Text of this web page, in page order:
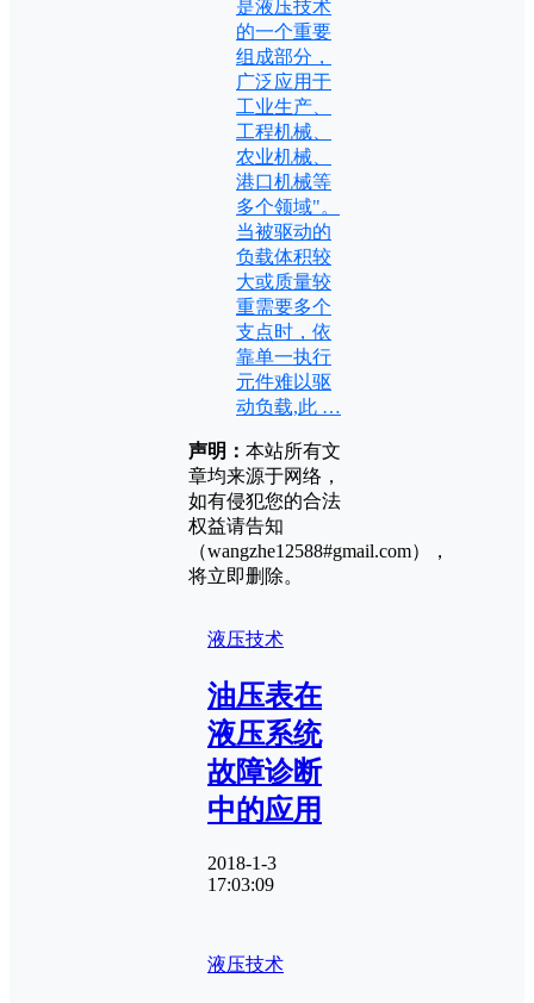
是液压技术
的一个重要
组成部分，
广泛应用于
工业生产、
工程机械、
农业机械、
港口机械等
多个领域"。
当被驱动的
负载体积较
大或质量较
重需要多个
支点时，依
靠单一执行
元件难以驱
动负载,此 …
声明： 本站所有文
章均来源于网络，
如有侵犯您的合法
权益请告知
（wangzhe12588#gmail.com），
将立即删除。
液压技术
油压表在
液压系统
故障诊断
中的应用
2018-1-3
17:03:09
液压技术